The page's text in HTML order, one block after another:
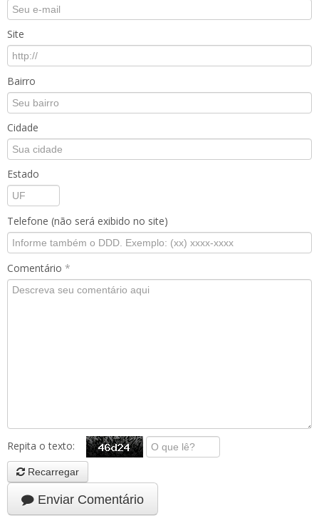
Site
Bairro
Cidade
Estado
Telefone (não será exibido no site)
Comentário *
Repita o texto:
Recarregar
Enviar Comentário